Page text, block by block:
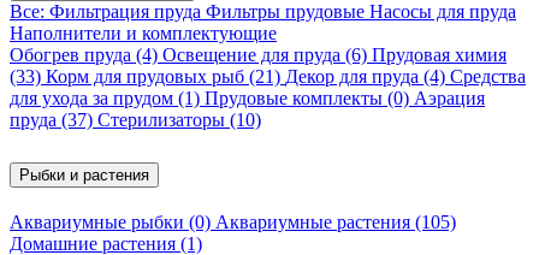
Все: Фильтрация пруда Фильтры прудовые Насосы для пруда
Наполнители и комплектующие
Обогрев пруда (4) Освещение для пруда (6) Прудовая химия
(33) Корм для прудовых рыб (21) Декор для пруда (4) Средства
для ухода за прудом (1) Прудовые комплекты (0) Аэрация
пруда (37) Стерилизаторы (10)
Рыбки и растения
Аквариумные рыбки (0) Аквариумные растения (105)
Домашние растения (1)